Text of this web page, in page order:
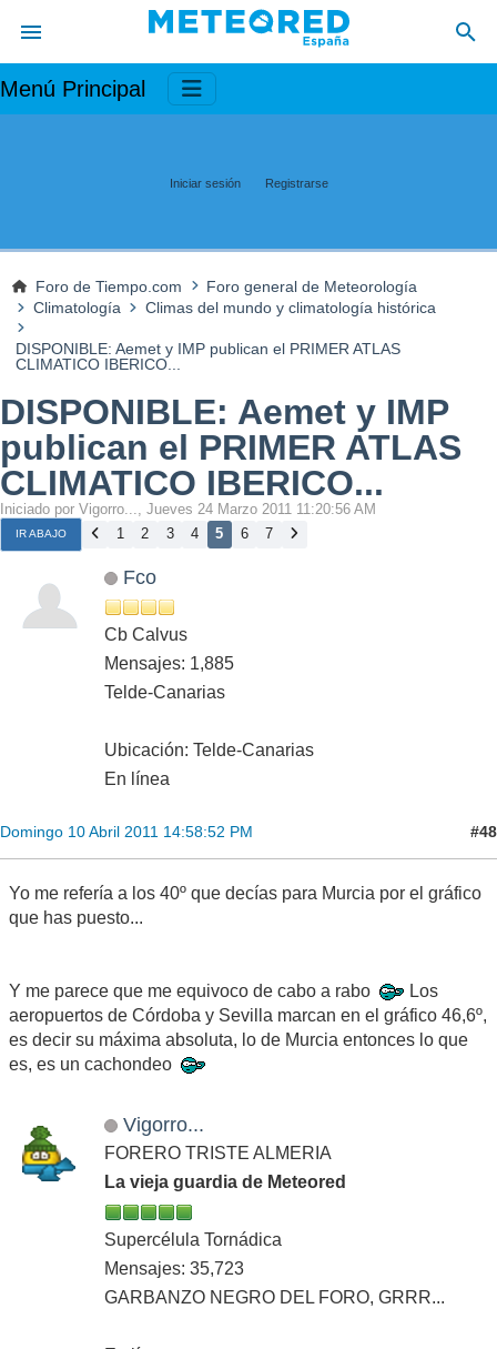
Menú Principal
Iniciar sesión Registrarse
Foro de Tiempo.com
Foro general de Meteorología
Climatología
Climas del mundo y climatología histórica
DISPONIBLE: Aemet y IMP publican el PRIMER ATLAS
CLIMATICO IBERICO...
DISPONIBLE: Aemet y IMP
publican el PRIMER ATLAS
CLIMATICO IBERICO...
Iniciado por Vigorro..., Jueves 24 Marzo 2011 11:20:56 AM
IR ABAJO 1 2 3 4 5 6 7
Fco
Cb Calvus
Mensajes: 1,885
Telde-Canarias
Ubicación: Telde-Canarias
En línea
Domingo 10 Abril 2011 14:58:52 PM #48
Yo me refería a los 40º que decías para Murcia por el gráfico
que has puesto...
Y me parece que me equivoco de cabo a rabo
Los
aeropuertos de Córdoba y Sevilla marcan en el gráfico 46,6º,
es decir su máxima absoluta, lo de Murcia entonces lo que
es, es un cachondeo
Vigorro...
FORERO TRISTE ALMERIA
La vieja guardia de Meteored
Supercélula Tornádica
Mensajes: 35,723
GARBANZO NEGRO DEL FORO, GRRR...